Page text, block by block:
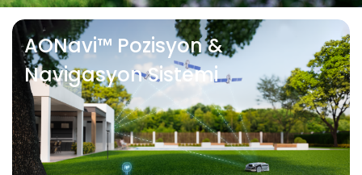
AONavi™ Pozisyon &
Navigasyon Sistemi